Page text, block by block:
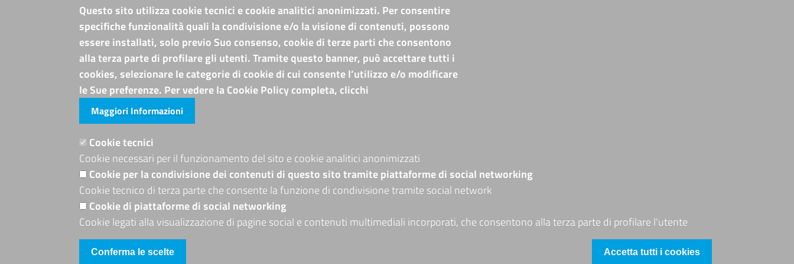
Sede Legale: Corso XVIII Agosto, 34 - 85100
Potenza
Sede Secondaria: Via Lucana, 82 - 75100
Matera
Tel. Sede Legale: 0971/412111
Tel. Sede Secondaria: 0835/338411
C.F./P.IVA: 02019590765
Codi. univoco ufficio fatt. elettronica: T94M75
PEC
cameradicommercio@pec.basilicata.camcom.it
Amministrazione Trasparente
Albo online
Bandi di concorso
Codice disciplinare e codice di condotta
Avvisi e bandi
Piattaforma TRASPARE E ALBO FORNITORI
Questo sito utilizza cookie tecnici e cookie analitici anonimizzati. Per consentire
specifiche funzionalità quali la condivisione e/o la visione di contenuti, possono
essere installati, solo previo Suo consenso, cookie di terze parti che consentono
alla terza parte di profilare gli utenti. Tramite questo banner, può accettare tutti i
cookies, selezionare le categorie di cookie di cui consente l’utilizzo e/o modificare
le Sue preferenze. Per vedere la Cookie Policy completa, clicchi
Maggiori Informazioni
Cookie tecnici
Cookie necessari per il funzionamento del sito e cookie analitici anonimizzati
Cookie per la condivisione dei contenuti di questo sito tramite piattaforme di social networking
Cookie tecnico di terza parte che consente la funzione di condivisione tramite social network
Cookie di piattaforme di social networking
Cookie legati alla visualizzazione di pagine social e contenuti multimediali incorporati, che consentono alla terza parte di profilare l'utente
Conferma le scelte Accetta tutti i cookies